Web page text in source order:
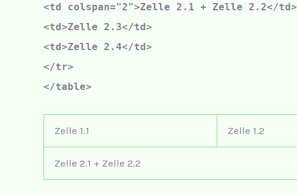
<td colspan="2">Zelle 2.1 + Zelle 2.2</td>
<td>Zelle 2.3</td>
<td>Zelle 2.4</td>
</tr>
</table>
Zelle 1.1 Zelle 1.2
Zelle 2.1 + Zelle 2.2